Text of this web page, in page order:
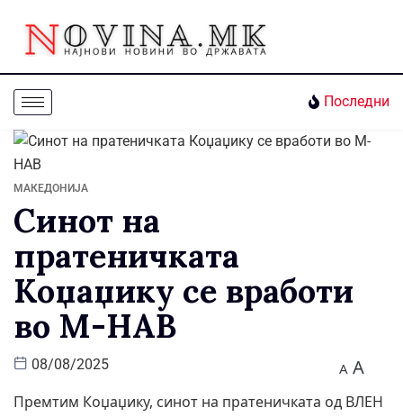
Последни
МАКЕДОНИЈА
Синот на
пратеничката
Коџаџику се вработи
во М-НАВ
08/08/2025 A A
Премтим Коџаџику, синот на пратеничката од ВЛЕН